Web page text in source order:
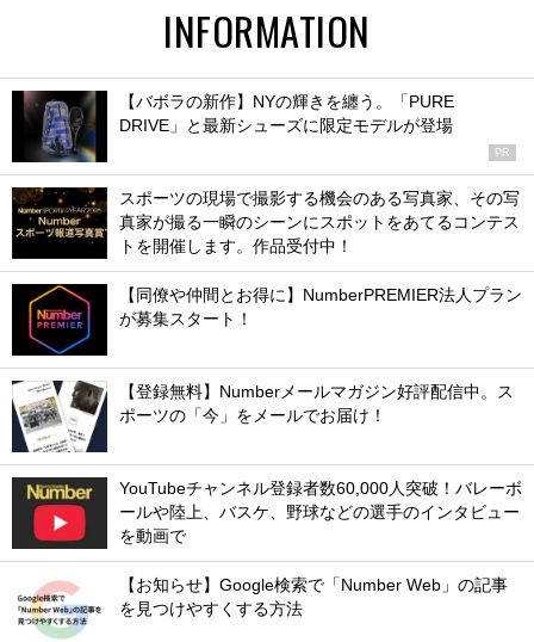
INFORMATION
【バボラの新作】NYの輝きを纏う。「PURE
DRIVE」と最新シューズに限定モデルが登場
PR
スポーツの現場で撮影する機会のある写真家、その写
真家が撮る一瞬のシーンにスポットをあてるコンテス
トを開催します。作品受付中！
【同僚や仲間とお得に】NumberPREMIER法人プラン
が募集スタート！
【登録無料】Numberメールマガジン好評配信中。ス
ポーツの「今」をメールでお届け！
YouTubeチャンネル登録者数60,000人突破！バレーボ
ールや陸上、バスケ、野球などの選手のインタビュー
を動画で
【お知らせ】Google検索で「Number Web」の記事
を見つけやすくする方法